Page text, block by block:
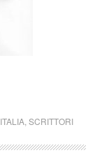
ITALIA, SCRITTORI